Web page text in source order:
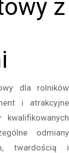
z
dla rolników
i atrakcyjne
odmiany
twardością i